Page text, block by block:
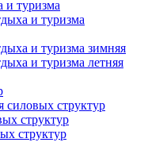
и туризма
и туризма
и туризма зимняя
и туризма летняя
силовых структур
структур
структур